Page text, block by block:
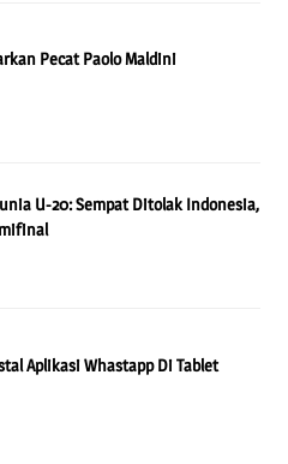
Pecat Paolo Maldini
U-20: Sempat Ditolak Indonesia,
Aplikasi Whastapp Di Tablet